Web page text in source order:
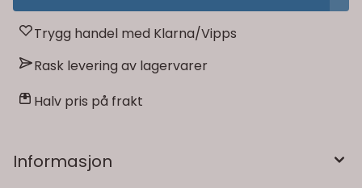
Trygg handel med Klarna/Vipps
Rask levering av lagervarer
Halv pris på frakt
Informasjon